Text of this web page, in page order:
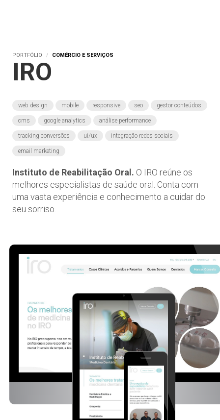
PORTFÓLIO COMÉRCIO E SERVIÇOS
IRO
web design mobile responsive seo gestor conteúdos
cms google analytics análise performance
tracking conversões ui/ux integração redes sociais
email marketing
Instituto de Reabilitação Oral. O IRO reúne os
melhores especialistas de saúde oral. Conta com
uma vasta experiência e conhecimento a cuidar do
seu sorriso.